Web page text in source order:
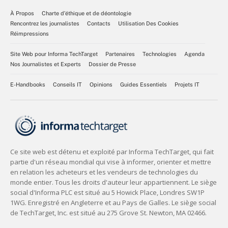
À Propos
Charte d’éthique et de déontologie
Rencontrez les journalistes
Contacts
Utilisation Des Cookies
Réimpressions
Site Web pour Informa TechTarget Partenaires Technologies
Agenda
Nos Journalistes et Experts
Dossier de Presse
E-Handbooks Conseils IT Opinions Guides Essentiels Projets IT